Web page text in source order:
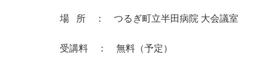
場 所 ： つるぎ町立半田病院 大会議室
受講料 ： 無料（予定）